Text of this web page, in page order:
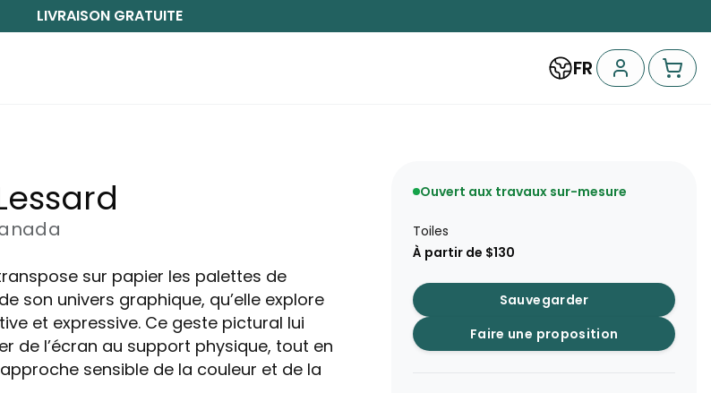
LIVRAISON GRATUITE
FR
sur papier les palettes de
son univers graphique, qu’elle explore
et expressive. Ce geste pictural lui
de l’écran au support physique, tout en
sensible de la couleur et de la
Ouvert aux travaux sur-mesure
Toiles
À partir de $130
Sauvegarder
Faire une proposition